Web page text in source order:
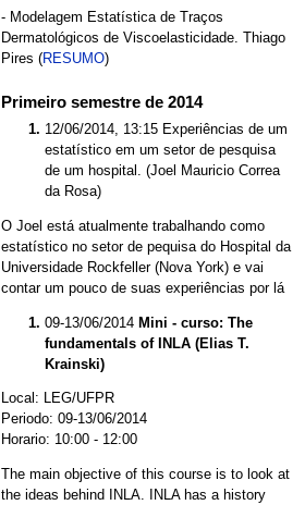
- Modelagem Estatística de Traços
Dermatológicos de Viscoelasticidade. Thiago
Pires (RESUMO)
Primeiro semestre de 2014
12/06/2014, 13:15 Experiências de um
estatístico em um setor de pesquisa
de um hospital. (Joel Mauricio Correa
da Rosa)
O Joel está atualmente trabalhando como
estatístico no setor de pequisa do Hospital da
Universidade Rockfeller (Nova York) e vai
contar um pouco de suas experiências por lá
09-13/06/2014 Mini - curso: The
fundamentals of INLA (Elias T.
Krainski)
Local: LEG/UFPR
Periodo: 09-13/06/2014
Horario: 10:00 - 12:00
The main objective of this course is to look at
the ideas behind INLA. INLA has a history